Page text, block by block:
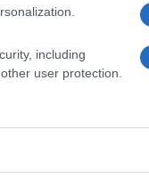
including
user protection.
sito o